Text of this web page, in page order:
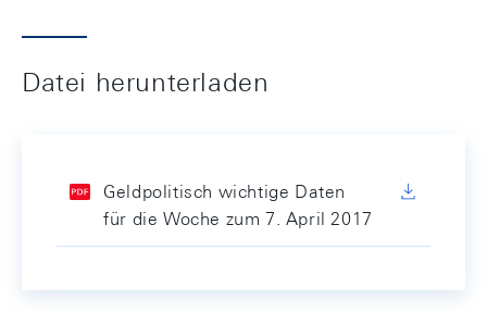
Datei herunterladen
Geldpolitisch wichtige Daten
für die Woche zum 7. April 2017